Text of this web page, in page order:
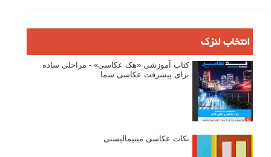
انتخاب لنزک
کتاب آموزشی «هک عکاسی» - مراحلی ساده
برای پیشرفت عکاسی شما
نکات عکاسی مینیمالیستی